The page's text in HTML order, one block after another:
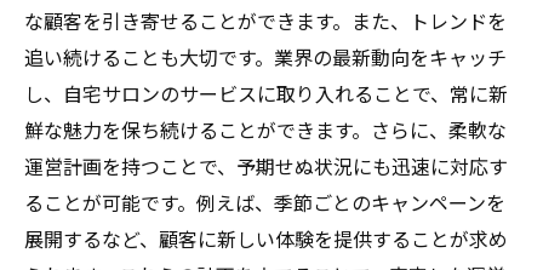
な顧客を引き寄せることができます。また、トレンドを
追い続けることも大切です。業界の最新動向をキャッチ
し、自宅サロンのサービスに取り入れることで、常に新
鮮な魅力を保ち続けることができます。さらに、柔軟な
運営計画を持つことで、予期せぬ状況にも迅速に対応す
ることが可能です。例えば、季節ごとのキャンペーンを
展開するなど、顧客に新しい体験を提供することが求め